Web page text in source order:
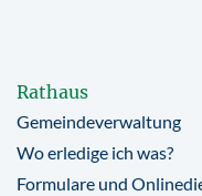
Rathaus
Gemeindeverwaltung
Wo erledige ich was?
Formulare und